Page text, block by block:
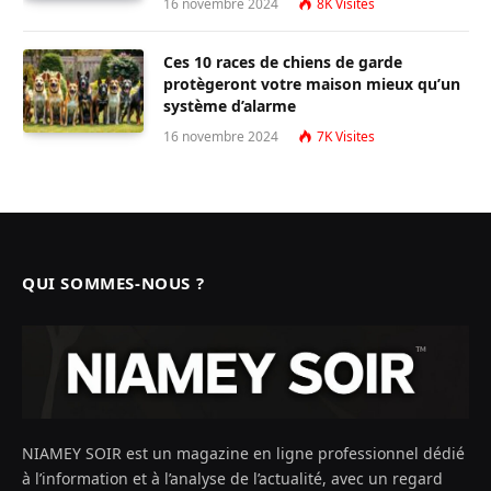
16 novembre 2024 8KVisites
Ces 10 races de chiens de garde
protègeront votre maison mieux qu’un
système d’alarme
16 novembre 2024 7KVisites
QUI SOMMES-NOUS ?
NIAMEY SOIR est un magazine en ligne professionnel dédié
à l’information et à l’analyse de l’actualité, avec un regard